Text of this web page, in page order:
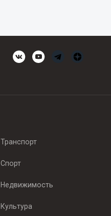
Транспорт
Спорт
Недвижимость
Культура